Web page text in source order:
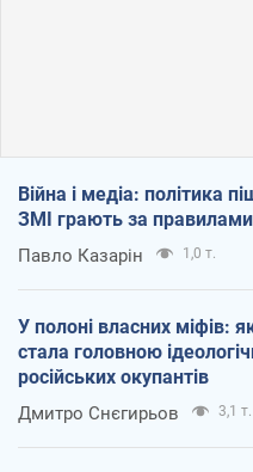
Війна і медіа: політика
ЗМІ грають за
Павло Казарін 1,0 т.
У полоні власних міфів:
стала головною
російських окупантів
Дмитро Снєгирьов 3,1 т.